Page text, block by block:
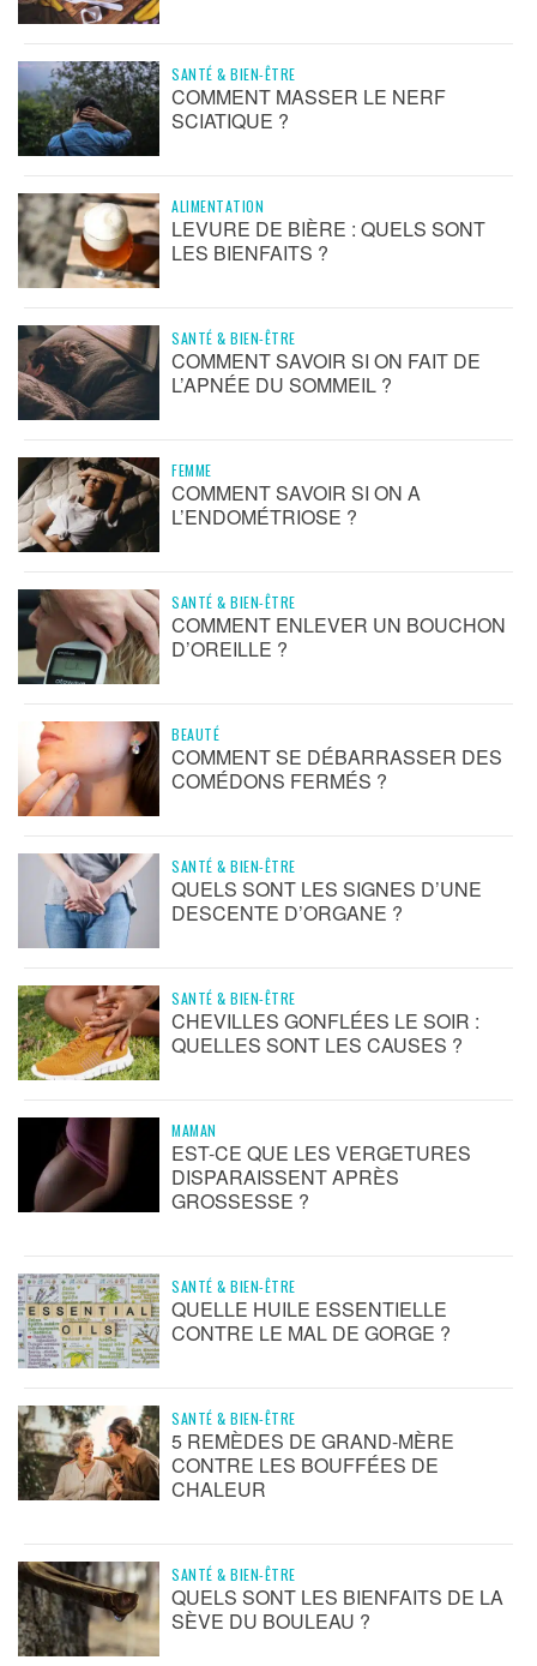
SANTÉ & BIEN-ÊTRE
COMMENT MASSER LE NERF
SCIATIQUE ?
ALIMENTATION
LEVURE DE BIÈRE : QUELS SONT
LES BIENFAITS ?
SANTÉ & BIEN-ÊTRE
COMMENT SAVOIR SI ON FAIT DE
L’APNÉE DU SOMMEIL ?
FEMME
COMMENT SAVOIR SI ON A
L’ENDOMÉTRIOSE ?
SANTÉ & BIEN-ÊTRE
COMMENT ENLEVER UN BOUCHON
D’OREILLE ?
BEAUTÉ
COMMENT SE DÉBARRASSER DES
COMÉDONS FERMÉS ?
SANTÉ & BIEN-ÊTRE
QUELS SONT LES SIGNES D’UNE
DESCENTE D’ORGANE ?
SANTÉ & BIEN-ÊTRE
CHEVILLES GONFLÉES LE SOIR :
QUELLES SONT LES CAUSES ?
MAMAN
EST-CE QUE LES VERGETURES
DISPARAISSENT APRÈS
GROSSESSE ?
SANTÉ & BIEN-ÊTRE
QUELLE HUILE ESSENTIELLE
CONTRE LE MAL DE GORGE ?
SANTÉ & BIEN-ÊTRE
5 REMÈDES DE GRAND-MÈRE
CONTRE LES BOUFFÉES DE
CHALEUR
SANTÉ & BIEN-ÊTRE
QUELS SONT LES BIENFAITS DE LA
SÈVE DU BOULEAU ?